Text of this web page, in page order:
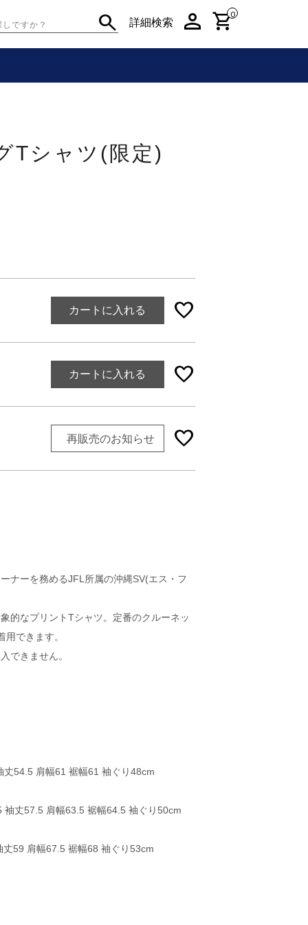
search 詳細検索 person shopping_cart0
Tシャツ(限定)
カートに入れる favorite
カートに入れる favorite
再販売のお知らせ favorite
ナーを務めるJFL所属の沖縄SV(エス・フ
的なプリントTシャツ。定番のクルーネッ
できます。
できません。
54.5 肩幅61 裾幅61 袖ぐり48cm
丈57.5 肩幅63.5 裾幅64.5 袖ぐり50cm
59 肩幅67.5 裾幅68 袖ぐり53cm